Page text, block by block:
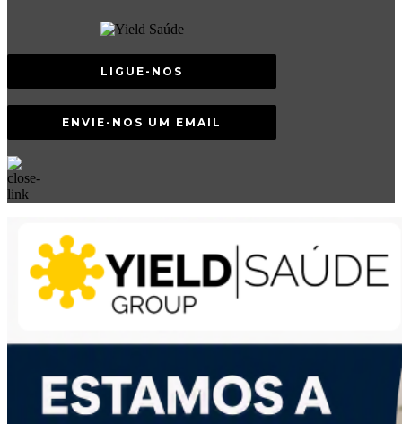
LIGUE-NOS
ENVIE-NOS UM EMAIL